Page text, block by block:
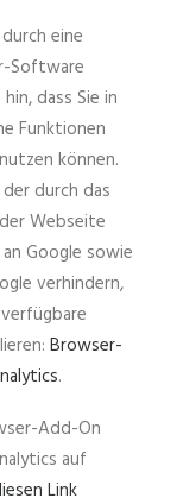
eine
Software
dass Sie in
Funktionen
können.
durch das
Webseite
Google sowie
verhindern,
Browser-
.
Add-On
auf
Link